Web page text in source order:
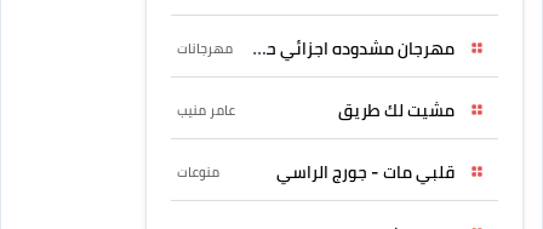
مهرجان مشدوده اجزائي حربونى مهرجانات
مشيت لك طريق عامر منيب
قلبي مات - جورج الراسي منوعات